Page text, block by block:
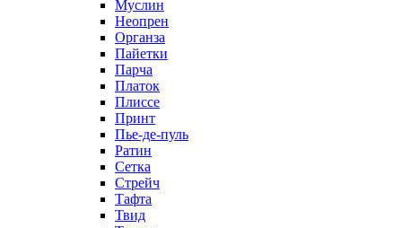
Муслин
Неопрен
Органза
Пайетки
Парча
Платок
Плиссе
Принт
Пье-де-пуль
Ратин
Сетка
Стрейч
Тафта
Твид